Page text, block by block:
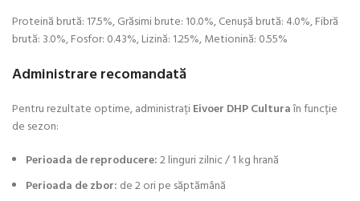
Proteină brută: 17.5%, Grăsimi brute: 10.0%, Cenușă brută: 4.0%, Fibră
brută: 3.0%, Fosfor: 0.43%, Lizină: 1.25%, Metionină: 0.55%
Administrare recomandată
Pentru rezultate optime, administrațiEivoer DHP Culturaîn funcție
de sezon:
Perioada de reproducere:2 linguri zilnic / 1 kg hrană
Perioada de zbor: de 2 ori pe săptămână